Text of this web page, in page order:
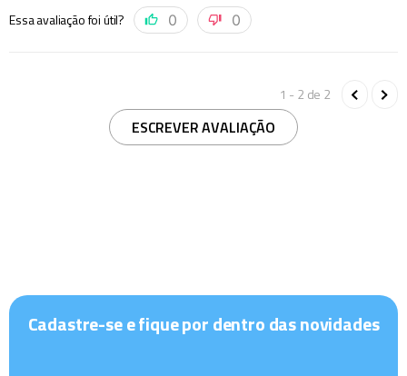
Essa avaliação foi útil?
0 0
1 - 2 de 2
ESCREVER AVALIAÇÃO
Cadastre-se e fique por dentro das novidades